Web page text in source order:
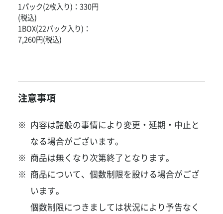
1パック(2枚入り)：330円
(税込)
1BOX(22パック入り)：
7,260円(税込)
注意事項
内容は諸般の事情により変更・延期・中止と
なる場合がございます。
商品は無くなり次第終了となります。
商品について、個数制限を設ける場合がござ
います。
個数制限につきましては状況により予告なく